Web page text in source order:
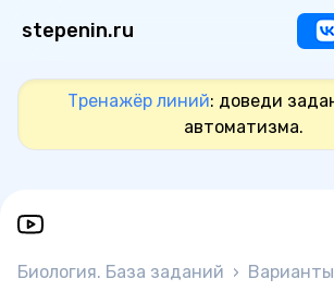
stepenin.ru
Тренажёр линий: доведи
автоматизма.
Биология. База заданий ›